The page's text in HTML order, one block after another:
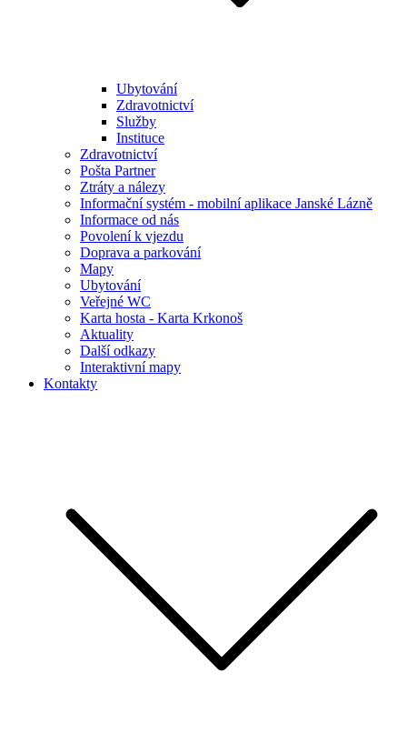
Ubytování
Zdravotnictví
Služby
Instituce
Zdravotnictví
Pošta Partner
Ztráty a nálezy
Informační systém - mobilní aplikace Janské Lázně
Informace od nás
Povolení k vjezdu
Doprava a parkování
Mapy
Ubytování
Veřejné WC
Karta hosta - Karta Krkonoš
Aktuality
Další odkazy
Interaktivní mapy
Kontakty